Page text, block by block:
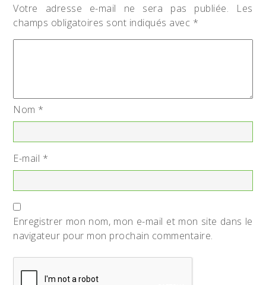
Votre adresse e-mail ne sera pas publiée.
Les
champs obligatoires sont indiqués avec *
Nom *
E-mail *
Enregistrer mon nom, mon e-mail et mon site dans le
navigateur pour mon prochain commentaire.